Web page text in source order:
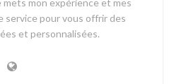
mets mon expérience et mes
service pour vous offrir des
et personnalisées.